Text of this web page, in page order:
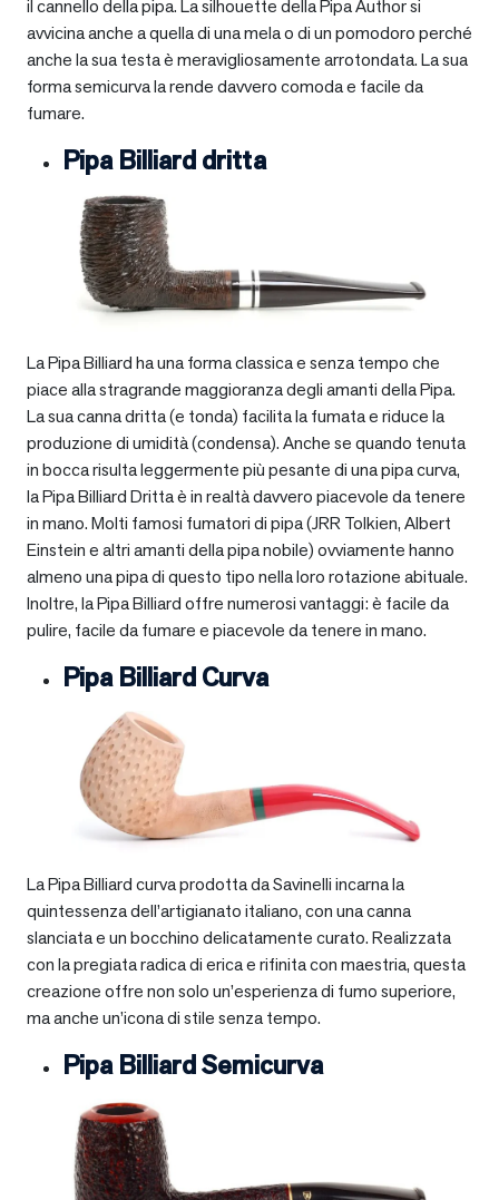
il cannello della pipa. La silhouette della Pipa Author si
avvicina anche a quella di una mela o di un pomodoro perché
anche la sua testa è meravigliosamente arrotondata. La sua
forma semicurva la rende davvero comoda e facile da
fumare.
Pipa Billiard dritta
La Pipa Billiard ha una forma classica e senza tempo che
piace alla stragrande maggioranza degli amanti della Pipa.
La sua canna dritta (e tonda) facilita la fumata e riduce la
produzione di umidità (condensa). Anche se quando tenuta
in bocca risulta leggermente più pesante di una pipa curva,
la Pipa Billiard Dritta è in realtà davvero piacevole da tenere
in mano. Molti famosi fumatori di pipa (JRR Tolkien, Albert
Einstein e altri amanti della pipa nobile) ovviamente hanno
almeno una pipa di questo tipo nella loro rotazione abituale.
Inoltre, la Pipa Billiard offre numerosi vantaggi: è facile da
pulire, facile da fumare e piacevole da tenere in mano.
Pipa Billiard Curva
La Pipa Billiard curva prodotta da Savinelli incarna la
quintessenza dell’artigianato italiano, con una canna
slanciata e un bocchino delicatamente curato. Realizzata
con la pregiata radica di erica e rifinita con maestria, questa
creazione offre non solo un’esperienza di fumo superiore,
ma anche un’icona di stile senza tempo.
Pipa Billiard Semicurva